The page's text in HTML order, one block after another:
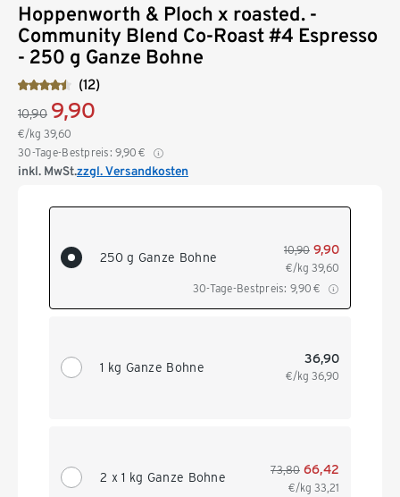
Hoppenworth & Ploch x roasted. -
Community Blend Co-Roast #4 Espresso
- 250 g Ganze Bohne
(12)
10,90 9,90
€/kg 39,60
30-Tage-Bestpreis: 9,90 €
inkl. MwSt.zzgl. Versandkosten
250 g Ganze Bohne
10,90 9,90
€/kg 39,60
30-Tage-Bestpreis: 9,90 €
1 kg Ganze Bohne
36,90
€/kg 36,90
2 x 1 kg Ganze Bohne
73,80 66,42
€/kg 33,21